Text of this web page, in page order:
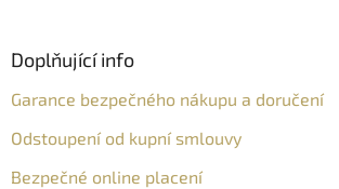
Doplňující info
Garance bezpečného nákupu a doručení
Odstoupení od kupní smlouvy
Bezpečné online placení